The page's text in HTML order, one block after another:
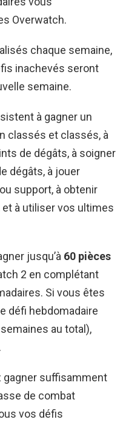
Overwatch.
chaque semaine,
inachevés seront
semaine.
à gagner un
classés et classés, à
de dégâts, à soigner
dégâts, à jouer
support, à obtenir
à utiliser vos ultimes
jusqu’à 60 pièces
2 en complétant
Si vous êtes
défi hebdomadaire
au total),
.
gagner suffisamment
de combat
vos défis